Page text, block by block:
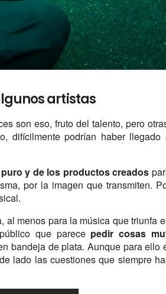
artistas
son eso, fruto del talento, pero
difícilmente podrían haber llegado
y de los productos creados
por la imagen que transmiten.
al menos para la música que triunfa
que parece pedir cosas
bandeja de plata. Aunque para ello
lado las cuestiones que siempre